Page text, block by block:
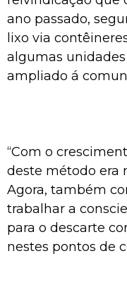
ano passado,
lixo via
algumas unidades
ampliado á
“Com o
deste método era
Agora, também
trabalhar a
para o descarte
nestes pontos de